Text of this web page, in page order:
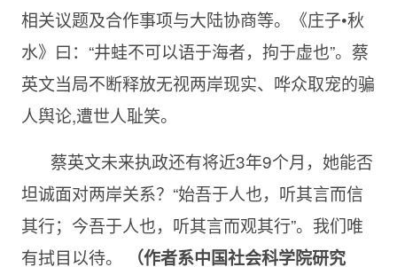
相关议题及合作事项与大陆协商等。《庄子•秋
水》曰：“井蛙不可以语于海者，拘于虚也”。蔡
英文当局不断释放无视两岸现实、哗众取宠的骗
人舆论,遭世人耻笑。
蔡英文未来执政还有将近3年9个月，她能否
坦诚面对两岸关系？“始吾于人也，听其言而信
其行；今吾于人也，听其言而观其行”。我们唯
有拭目以待。
（作者系中国社会科学院研究